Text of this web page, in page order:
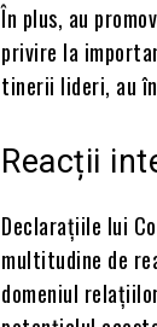
În plus, au
privire la
tinerii lideri, au
Reacții
Declarațiile lui
multitudine de
domeniul